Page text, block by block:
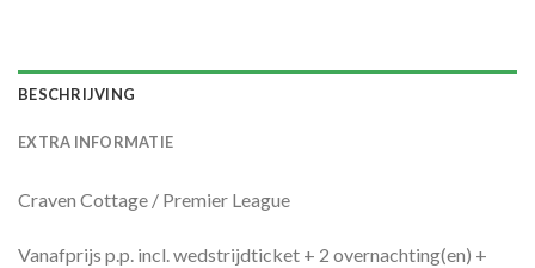
BESCHRIJVING
EXTRA INFORMATIE
Craven Cottage / Premier League
Vanafprijs p.p. incl. wedstrijdticket + 2 overnachting(en) +